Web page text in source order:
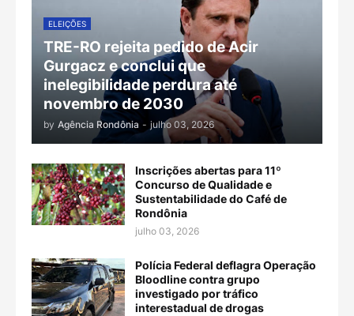
ELEIÇÕES
TRE-RO rejeita pedido de Acir
Gurgacz e conclui que
inelegibilidade perdura até
novembro de 2030
by Agência Rondônia - julho 03, 2026
Inscrições abertas para 11º
Concurso de Qualidade e
Sustentabilidade do Café de
Rondônia
julho 03, 2026
Polícia Federal deflagra Operação
Bloodline contra grupo
investigado por tráfico
interestadual de drogas